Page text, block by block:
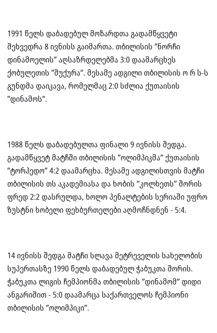
1991 წელს დაბადებულ მოზარდთა გადამწყვეტი
შეხვედრა 8 ივნისს გაიმართა. თბილისის ”ნორჩი
დინამოელის” აღსაზრდელებმა 3:0 დაამარცხეს
ქობულეთის ”შუქურა”. მესამე ადგილი თბილისის ო რ ს-ს
გუნდმა დაიკავა, რომელმაც 2:0 სძლია ქუთაისის
”დინამოს”.
1988 წელს დაბადებულთა ფინალი 9 ივნისს შედგა.
გადამწყვეტ მატჩში თბილისის ”ოლიმპიკმა” ქუთაისის
”ტორპედო” 4:2 დაამარცხა. მესამე ადგილისთვის მატჩი
თბილისის თს აკადემიასა და ხობის ”კოლხეთს” შორის
ფრედ 2:2 დასრულდა, ხოლო პენალტების სერიაში უფრო
ზუსტნი ხობელი ფეხბურთელები აღმოჩნდნენ - 5:4.
14 ივნისს შედგა მატჩი სლავა მეტრეველის სახელობის
სუპერთასზე 1990 წელს დაბადებულ ჭაბუკთა შორის.
ჭაბუკთა ლიგის ჩემპიონმა თბილისის ”დინამომ” დიდი
ანგარიშით - 5:0 დაამარცა საქართველოს ჩემპიონი
თბილისის ”ოლიმპიკი”.